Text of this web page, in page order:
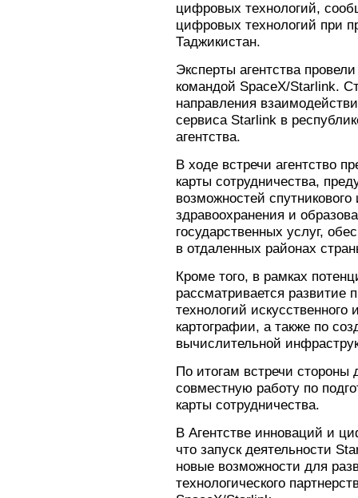
цифровых технологий,
цифровых технологий при
Таджикистан.
Эксперты агентства
командой SpaceX/Starlink.
направления
сервиса Starlink в
агентства.
В ходе встречи агентство
карты сотрудничества,
возможностей
здравоохранения и
государственных услуг,
в отдаленных районах
Кроме того, в рамках
рассматривается развитие
технологий
картографии, а также по
вычислительной
По итогам встречи стороны
совместную работу по
карты сотрудничества.
В Агентстве инноваций и
что запуск деятельности
новые возможности для
технологического